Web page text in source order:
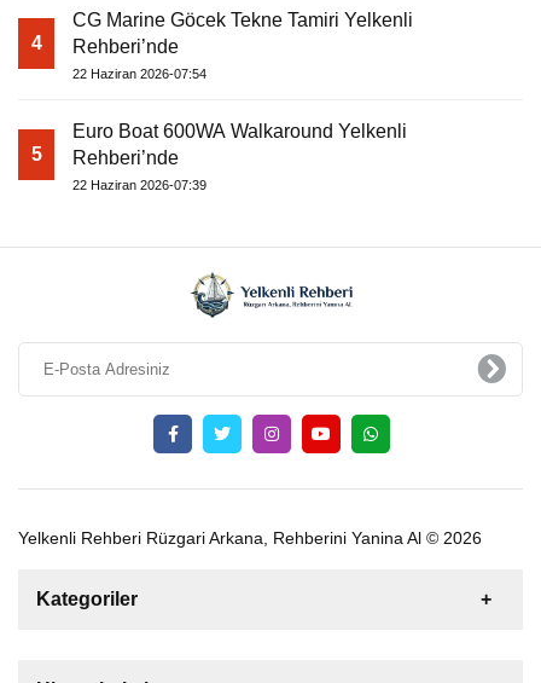
4
CG Marine Göcek Tekne Tamiri Yelkenli
Rehberi’nde
22 Haziran 2026-07:54
5
Euro Boat 600WA Walkaround Yelkenli
Rehberi’nde
22 Haziran 2026-07:39
Yelkenli Rehberi Rüzgari Arkana, Rehberini Yanina Al © 2026
Kategoriler